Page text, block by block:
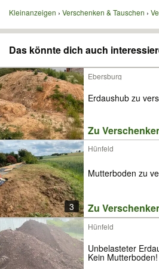
Kleinanzeigen Verschenken & Tauschen
Das könnte dich auch
Ebersburg
Erdaushub zu
Zu
3
Hünfeld
Mutterboden zu
Zu
Hünfeld
Unbelasteter
Kein Mutterboden!